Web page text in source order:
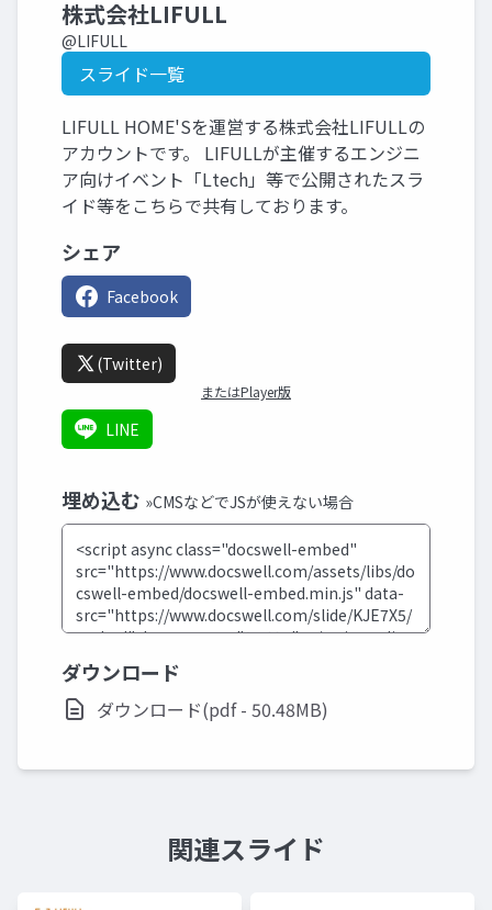
株式会社LIFULL
@LIFULL
スライド一覧
LIFULL HOME'Sを運営する株式会社LIFULLの
アカウントです。 LIFULLが主催するエンジニ
ア向けイベント「Ltech」等で公開されたスラ
イド等をこちらで共有しております。
シェア
Facebook
(Twitter)
またはPlayer版
LINE
埋め込む »CMSなどでJSが使えない場合
ダウンロード
ダウンロード(pdf - 50.48MB)
関連スライド